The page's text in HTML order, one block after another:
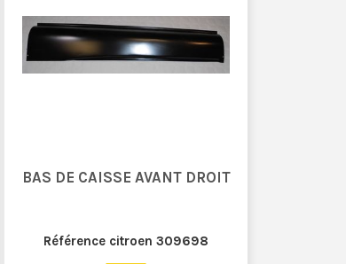
BAS DE CAISSE AVANT DROIT
Référence citroen 309698